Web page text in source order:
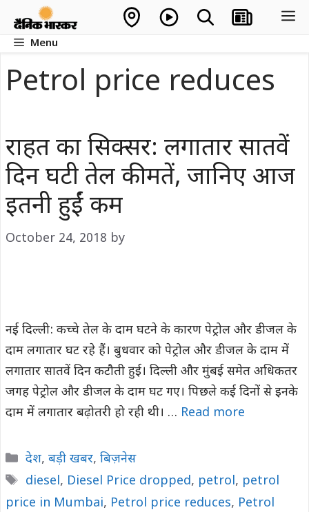
contentMenu
Petrol price reduces
राहत का सिक्सर: लगातार सातवें
दिन घटी तेल कीमतें, जानिए आज
इतनी हुईं कम
October 24, 2018 by
नई दिल्ली: कच्चे तेल के दाम घटने के कारण पेट्रोल और डीजल के
दाम लगातार घट रहे हैं। बुधवार को पेट्रोल और डीजल के दाम में
लगातार सातवें दिन कटौती हुई। दिल्ली और मुंबई समेत अधिकतर
जगह पेट्रोल और डीजल के दाम घट गए। पिछले कई दिनों से इनके
दाम में लगातार बढ़ोतरी हो रही थी। … Read more
Categories
देश, बड़ी खबर, बिज़नेस
Tags
diesel, Diesel Price dropped, petrol, petrol
price in Mumbai, Petrol price reduces, Petrol